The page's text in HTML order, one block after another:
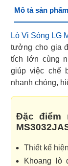
Mô tả sản phẩm
Lò Vi Sóng LG
tưởng cho gia
tích lớn cùng
giúp việc chế
nhanh chóng,
Đặc điểm
Thiết kế
Khoang lò